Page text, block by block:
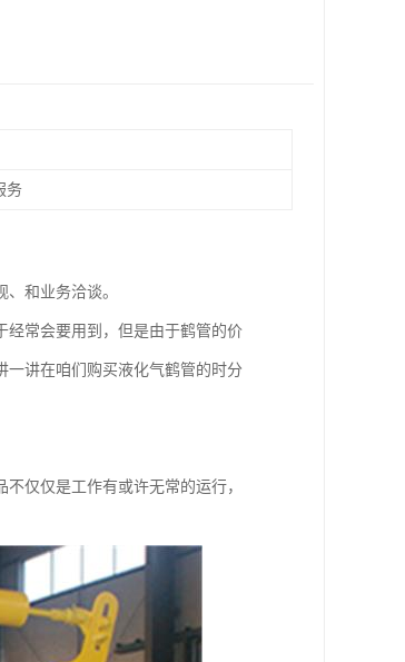
务
和业务洽谈。
经常会要用到，但是由于鹤管的价
一讲在咱们购买液化气鹤管的时分
仅仅是工作有或许无常的运行，